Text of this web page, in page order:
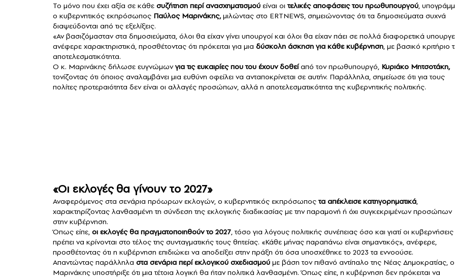
Το μόνο που έχει αξία σε κάθε συζήτηση περίανασχηματισμού είναι οιτελικές αποφάσεις του πρωθυπουργού,
ο κυβερνητικός εκπρόσωπος Παύλος Μαρινάκης,μιλώντας στο ERTNEWS, σημειώνοντας ότι τα δημοσιεύματα συχνά
διαψεύδονται από τις εξελίξεις.
«Αν βασιζόμασταν στα δημοσιεύματα, όλοι θα είχαν γίνει υπουργοί και όλοι θα είχαν πάει σε πολλά διαφορετικά
ανέφερε χαρακτηριστικά, προσθέτοντας ότι πρόκειται για μια δύσκολη άσκηση για κάθε κυβέρνηση, με βασικό κριτήριο
αποτελεσματικότητα.
Ο κ. Μαρινάκης δήλωσε ευγνώμωνγια τις ευκαιρίες που του έχουν δοθείαπό τον πρωθυπουργό, Κυριάκο Μητσοτάκη,
τονίζοντας ότι όποιος αναλαμβάνει μια ευθύνη οφείλει να ανταποκρίνεται σε αυτήν. Παράλληλα, σημείωσε ότι για τους
πολίτες προτεραιότητα δεν είναι οι αλλαγές προσώπων, αλλά η αποτελεσματικότητα της κυβερνητικής πολιτικής.
«Οι εκλογές θα γίνουν το 2027»
Αναφερόμενος στα σενάρια πρόωρων εκλογών, ο κυβερνητικός εκπρόσωποςτα απέκλεισε κατηγορηματικά,
χαρακτηρίζοντας λανθασμένη τη σύνδεση της εκλογικής διαδικασίας με την παραμονή ή όχι συγκεκριμένων προσώπων
στην κυβέρνηση.
Όπως είπε, οι εκλογές θα πραγματοποιηθούν το 2027, τόσο για λόγους πολιτικής συνέπειας όσο και γιατί οι κυβερνήσεις
πρέπει να κρίνονται στο τέλος της συνταγματικής τους θητείας. «Κάθε μήνας παραπάνω είναι σημαντικός», ανέφερε,
προσθέτοντας ότι η κυβέρνηση επιδιώκει να αποδείξει στην πράξη ότι όσα υποσχέθηκε το 2023 τα εννοούσε.
Απαντώντας παράλληλα στα σενάρια περί εκλογικού σχεδιασμού με βάση τον πιθανό αντίπαλο της Νέας Δημοκρατίας,
Μαρινάκης υποστήριξε ότι μια τέτοια λογική θα ήταν πολιτικά λανθασμένη. Όπως είπε, η κυβέρνηση δεν πρόκειται να